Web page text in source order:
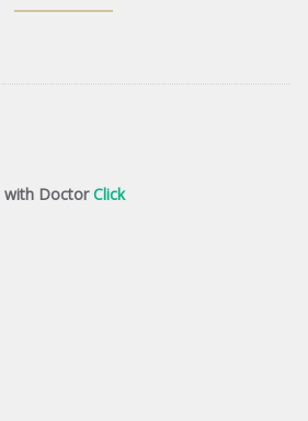
with DoctorClick